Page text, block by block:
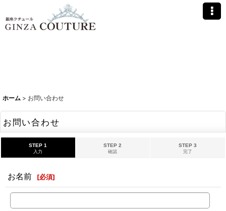
ホーム > お問い合わせ
お問い合わせ
STEP 1
入力
STEP 2
確認
STEP 3
完了
お名前 [必須]